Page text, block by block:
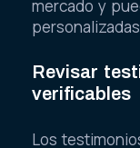
mercado y
Revisar
verificables
Los